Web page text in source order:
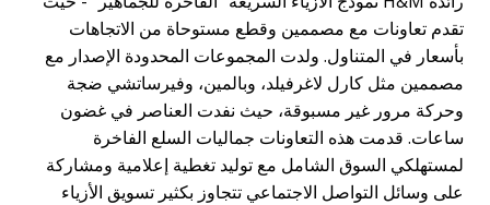
تقدم تعاونات مع مصممين وقطع مستوحاة من الاتجاهات
بأسعار في المتناول. ولدت المجموعات المحدودة الإصدار مع
مصممين مثل كارل لاغرفيلد، وبالمين، وفيرساتشي ضجة
وحركة مرور غير مسبوقة، حيث نفدت العناصر في غضون
ساعات. قدمت هذه التعاونات جماليات السلع الفاخرة
لمستهلكي السوق الشامل مع توليد تغطية إعلامية ومشاركة
على وسائل التواصل الاجتماعي تتجاوز بكثير تسويق الأزياء